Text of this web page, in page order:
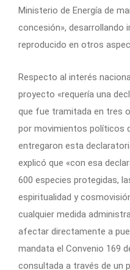
Ministerio de Energía de
concesión», desarrollando
reproducido en otros
Respecto al interés
proyecto «requería una
que fue tramitada en tres
por movimientos políticos
entregaron esta
explicó que «con esa
600 especies protegidas,
espiritualidad y
cualquier medida
afectar directamente a
mandata el Convenio 169
consultada a través de un